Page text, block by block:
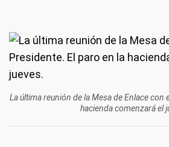
La última reunión de la Mesa de Enlace con
hacienda comenzará el